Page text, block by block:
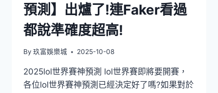
預測】出爐了!連Faker看過
都說準確度超高!
By 玖富娛樂城 2025-10-08
2025lol世界賽神預測 lol世界賽即將要開賽，
各位lol世界賽神預測已經決定好了嗎?如果對於